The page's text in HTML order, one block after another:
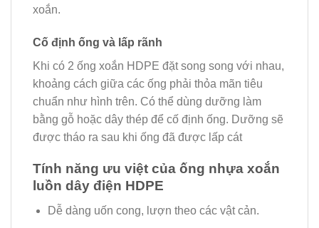
xoắn.
Cố định ống và lấp rãnh
Khi có 2 ống xoắn HDPE đặt song song với nhau,
khoảng cách giữa các ống phải thỏa mãn tiêu
chuẩn như hình trên. Có thể dùng dưỡng làm
bằng gỗ hoặc dây thép để cố định ống. Dưỡng sẽ
được tháo ra sau khi ống đã được lấp cát
Tính năng ưu việt của ống nhựa xoắn
luồn dây điện HDPE
Dễ dàng uốn cong, lượn theo các vật cản.